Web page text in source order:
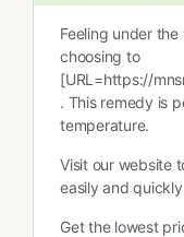
Feeling under
choosing to
[URL=https://
. This remedy is
temperature.
Visit our website
easily and
Get the lowest